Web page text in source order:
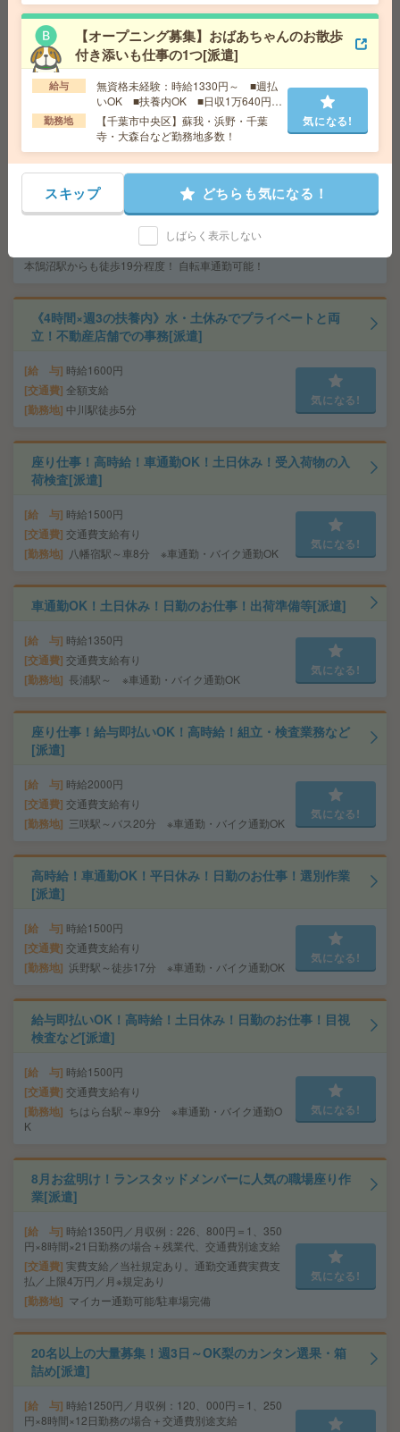
給 与 時給1500円 月収例 180,000円
交通費 全額支給
勤務地
木更津駅徒歩10分、祇園駅車6分（車通勤O
K！※ご自身で民間駐車場を手配、駐車場代自己負担と
なります）
気になる!
1700円＊《時間相談OK！》藤沢駅からバス10分！長期！
見学ツアーアテンド[派遣]
給 与 時給1700円～1750円 月収例 142,800円～1
47,000円
藤沢駅民間バス10分、辻堂駅民間バス9分 ※
本鵠沼駅からも徒歩19分程度！ 自転車通勤可能！
《4時間×週3の扶養内》水・土休みでプライベートと両
立！不動産店舗での事務[派遣]
給 与 時給1600円
交通費 全額支給
勤務地 中川駅徒歩5分
気になる!
座り仕事！高時給！車通勤OK！土日休み！受入荷物の入
荷検査[派遣]
給 与 時給1500円
交通費 交通費支給有り
勤務地 八幡宿駅～車8分 ※車通勤・バイク通勤OK
気になる!
車通勤OK！土日休み！日勤のお仕事！出荷準備等[派遣]
給 与 時給1350円
交通費 交通費支給有り
勤務地 長浦駅～ ※車通勤・バイク通勤OK
気になる!
座り仕事！給与即払いOK！高時給！組立・検査業務など
[派遣]
給 与 時給2000円
交通費 交通費支給有り
勤務地 三咲駅～バス20分 ※車通勤・バイク通勤OK
気になる!
高時給！車通勤OK！平日休み！日勤のお仕事！選別作業
[派遣]
給 与 時給1500円
交通費 交通費支給有り
勤務地 浜野駅～徒歩17分 ※車通勤・バイク通勤OK
気になる!
給与即払いOK！高時給！土日休み！日勤のお仕事！目視
検査など[派遣]
給 与 時給1500円
交通費 交通費支給有り
勤務地
ちはら台駅～車9分 ※車通勤・バイク通勤O
K
気になる!
8月お盆明け！ランスタッドメンバーに人気の職場座り作
業[派遣]
給 与 時給1350円／月収例：226、800円＝1、350
円×8時間×21日勤務の場合＋残業代、交通費別途支給
交通費 実費支給／当社規定あり。通勤交通費実費支
払／上限4万円／月※規定あり
勤務地 マイカー通勤可能/駐車場完備
気になる!
20名以上の大量募集！週3日～OK梨のカンタン選果・箱
詰め[派遣]
給 与 時給1250円／月収例：120、000円＝1、250
円×8時間×12日勤務の場合＋交通費別途支給
【オープニング募集】おばあちゃんのお散歩
付き添いも仕事の1つ[派遣]
給与
無資格未経験：時給1330円～ ■週払
いOK ■扶養内OK ■日収1万640円以
上
勤務地
【千葉市中央区】蘇我・浜野・千葉
寺・大森台など勤務地多数！
気になる!
スキップ どちらも気になる！
しばらく表示しない